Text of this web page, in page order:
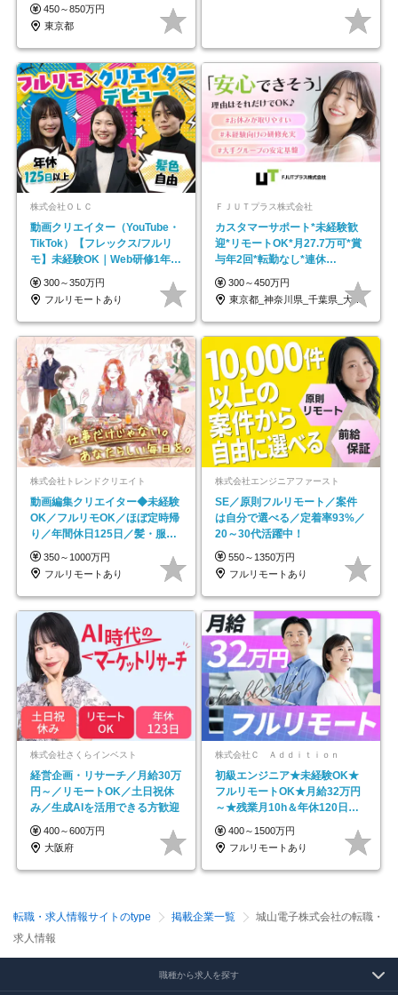
450～850万円
東京都
株式会社ＯＬＣ
動画クリエイター（YouTube・
TikTok）【フレックス/フルリ
モ】未経験OK｜Web研修1年間
｜副業OK
300～350万円
フルリモートあり
ＦＪＵＴプラス株式会社
カスタマーサポート*未経験歓
迎*リモートOK*月27.7万可*賞
与年2回*転勤なし*連休
OK/ZE010232
300～450万円
東京都_神奈川県_千葉県_大阪府_愛知県…
株式会社トレンドクリエイト
動画編集クリエイター◆未経験
OK／フルリモOK／ほぼ定時帰
り／年間休日125日／髪・服・
ネイル自由／副業OK
350～1000万円
フルリモートあり
株式会社エンジニアファースト
SE／原則フルリモート／案件
は自分で選べる／定着率93%／
20～30代活躍中！
550～1350万円
フルリモートあり
株式会社さくらインベスト
経営企画・リサーチ／月給30万
円～／リモートOK／土日祝休
み／生成AIを活用できる方歓迎
400～600万円
大阪府
株式会社Ｃ Ａｄｄｉｔｉｏｎ
初級エンジニア★未経験OK★
フルリモートOK★月給32万円
～★残業月10h＆年休120日以
上★副業可
400～1500万円
フルリモートあり
転職・求人情報サイトのtype 掲載企業一覧
城山電子株式会社の転職・
求人情報
職種から求人を探す